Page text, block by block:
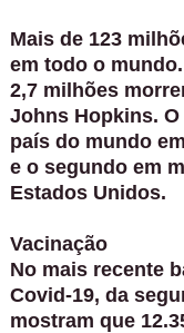
Mais de 123
em todo o
2,7 milhões
Johns Hopkins.
país do mundo
e o segundo em
Estados Unidos.
Vacinação
No mais recente
Covid-19, da
mostram que